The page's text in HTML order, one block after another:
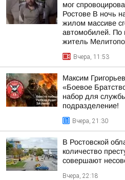
мог
Ростове В ночь
жилом массиве
автомобилей. По
житель
Вчера, 11:53
Максим
«Боевое
набор для
подразделение!
Вчера, 21:30
В Ростовской
количество
совершают
Вчера, 22:18